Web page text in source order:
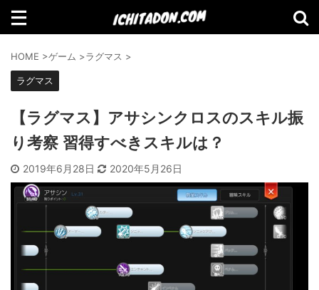
検索
【Amazon】2021年Amazonで買って
【2021年11月】Amazonブラックフラ
イデーセール おすすめ商品！
HOME >ゲーム >ラグマス >
ラグマス
【ラグマス】アサシンクロスのスキル振
り考察 習得すべきスキルは？
2019年6月28日 2020年5月26日